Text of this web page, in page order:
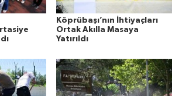
Köprübaşı’nın İhtiyaçları
Ortak Akılla Masaya
Yatırıldı